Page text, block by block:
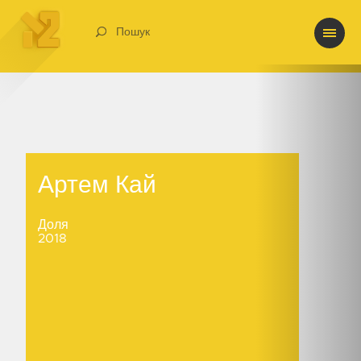
Пошук
Артем Кай
Доля
2018